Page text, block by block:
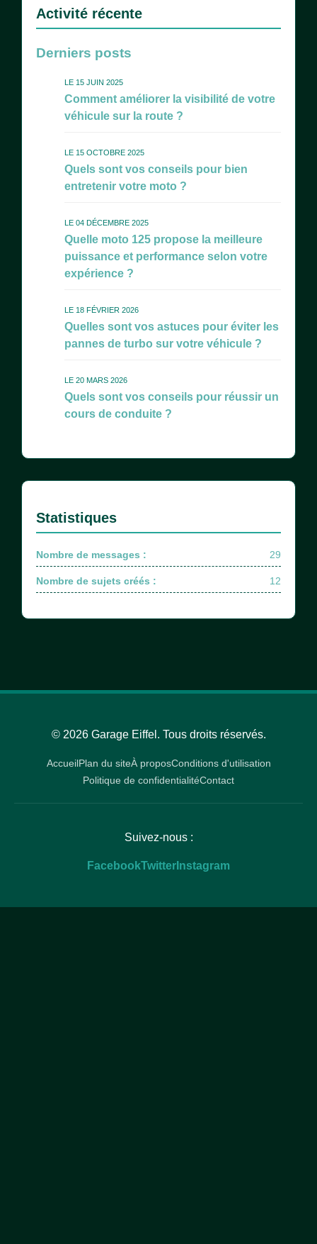
Activité récente
Derniers posts
LE 15 JUIN 2025
Comment améliorer la visibilité de votre
véhicule sur la route ?
LE 15 OCTOBRE 2025
Quels sont vos conseils pour bien
entretenir votre moto ?
LE 04 DÉCEMBRE 2025
Quelle moto 125 propose la meilleure
puissance et performance selon votre
expérience ?
LE 18 FÉVRIER 2026
Quelles sont vos astuces pour éviter les
pannes de turbo sur votre véhicule ?
LE 20 MARS 2026
Quels sont vos conseils pour réussir un
cours de conduite ?
Statistiques
Nombre de messages : 29
Nombre de sujets créés : 12
© 2026 Garage Eiffel. Tous droits réservés.
AccueilPlan du siteÀ proposConditions d'utilisation
Politique de confidentialitéContact
Suivez-nous :
FacebookTwitter Instagram